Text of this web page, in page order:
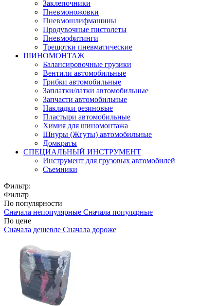
Заклепочники
Пневмоножовки
Пневмошлифмашины
Продувочные пистолеты
Пневмофитинги
Трещотки пневматические
ШИНОМОНТАЖ
Балансировочные грузики
Вентили автомобильные
Грибки автомобильные
Заплатки/латки автомобильные
Запчасти автомобильные
Накладки резиновые
Пластыри автомобильные
Химия для шиномонтажа
Шнуры (Жгуты) автомобильные
Домкраты
СПЕЦИАЛЬНЫЙ ИНСТРУМЕНТ
Инструмент для грузовых автомобилей
Съемники
Фильтр:
Фильтр
По популярности
Сначала непопулярные Сначала популярные
По цене
Сначала дешевле Сначала дороже